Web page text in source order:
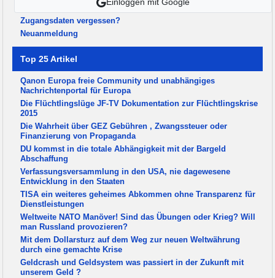
Einloggen mit Google
Zugangsdaten vergessen?
Neuanmeldung
Top 25 Artikel
Qanon Europa freie Community und unabhängiges
Nachrichtenportal für Europa
Die Flüchtlingslüge JF-TV Dokumentation zur Flüchtlingskrise
2015
Die Wahrheit über GEZ Gebühren , Zwangssteuer oder
Finanzierung von Propaganda
DU kommst in die totale Abhängigkeit mit der Bargeld
Abschaffung
Verfassungsversammlung in den USA, nie dagewesene
Entwicklung in den Staaten
TISA ein weiteres geheimes Abkommen ohne Transparenz für
Dienstleistungen
Weltweite NATO Manöver! Sind das Übungen oder Krieg? Will
man Russland provozieren?
Mit dem Dollarsturz auf dem Weg zur neuen Weltwährung
durch eine gemachte Krise
Geldcrash und Geldsystem was passiert in der Zukunft mit
unserem Geld ?